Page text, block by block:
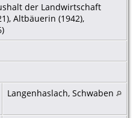
der Landwirtschaft
Altbäuerin (1942),
Langenhaslach, Schwaben